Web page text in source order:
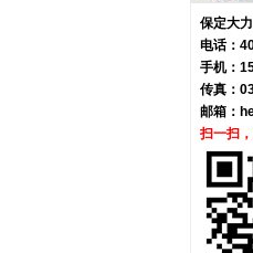
保定大
电话：
手机：
传真：
邮箱：
扫一扫